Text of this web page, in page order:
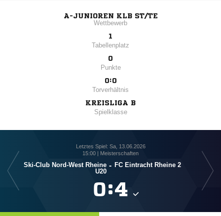
A-JUNIOREN KLB ST/TE
Wettbewerb
1
Tabellenplatz
0
Punkte
0:0
Torverhältnis
KREISLIGA B
Spielklasse
Letztes Spiel: Sa, 13.06.2026
15:00 | Meisterschaften
Ski-Club Nord-West Rheine
U20
- FC Eintracht Rheine 2
: